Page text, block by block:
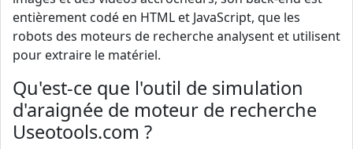
entièrement codé en HTML et JavaScript, que les
robots des moteurs de recherche analysent et utilisent
pour extraire le matériel.
Qu'est-ce que l'outil de simulation
d'araignée de moteur de recherche
Useotools.com ?